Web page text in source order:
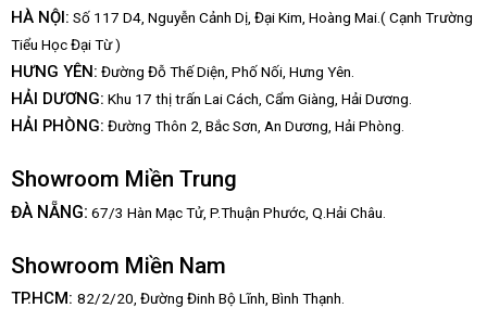
HÀ NỘI: Số 117 D4, Nguyễn Cảnh Dị, Đại Kim, Hoàng Mai.( Cạnh Trường
Tiểu Học Đại Từ )
HƯNG YÊN: Đường Đỗ Thế Diện, Phố Nối, Hưng Yên.
HẢI DƯƠNG: Khu 17 thị trấn Lai Cách, Cẩm Giàng, Hải Dương.
HẢI PHÒNG: Đường Thôn 2, Bắc Sơn, An Dương, Hải Phòng.
Showroom Miền Trung
ĐÀ NẴNG: 67/3 Hàn Mạc Tử, P.Thuận Phước, Q.Hải Châu.
Showroom Miền Nam
TP.HCM: 82/2/20, Đường Đinh Bộ Lĩnh, Bình Thạnh.